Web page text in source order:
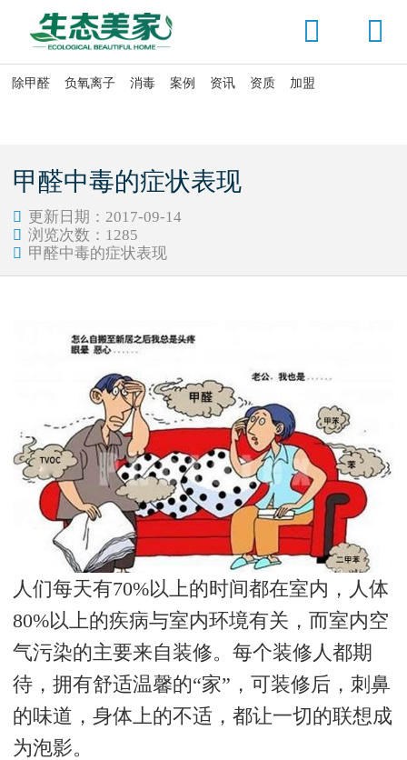


除甲醛 负氧离子 消毒 案例 资讯 资质 加盟
甲醛中毒的症状表现
 更新日期：2017-09-14
 浏览次数： 1285
 甲醛中毒的症状表现
人们每天有70%以上的时间都在室内，人体
80%以上的疾病与室内环境有关，而室内空
气污染的主要来自装修。每个装修人都期
待，拥有舒适温馨的“家”，可装修后，刺鼻
的味道，身体上的不适，都让一切的联想成
为泡影。